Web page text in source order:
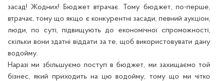
засад! Жодних! Бюджет втрачає. Тому бюджет, по-перше,
втрачає, тому що якщо є конкурентні засади, певний аукціон,
люди, по суті, підвищують до економічної спроможності,
скільки вони здатні віддати за те, щоб використовувати дану
водойму.
Наразі ми збільшуємо поступ в бюджет, ми захищаємо той
бізнес, який приходить на цю водойму, тому що ми чітко